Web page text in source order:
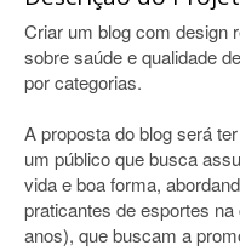
Criar um blog com design
sobre saúde e qualidade
por categorias.
A proposta do blog será
um público que busca
vida e boa forma,
praticantes de esportes
anos), que buscam a